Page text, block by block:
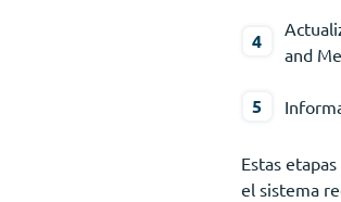
and
Estas
el sistema